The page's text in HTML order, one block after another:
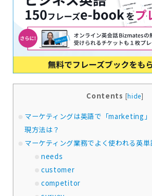
Contents [hide]
マーケティングは英語で「marketing
現方法は？
マーケティング業務でよく使われる英
needs
customer
competitor